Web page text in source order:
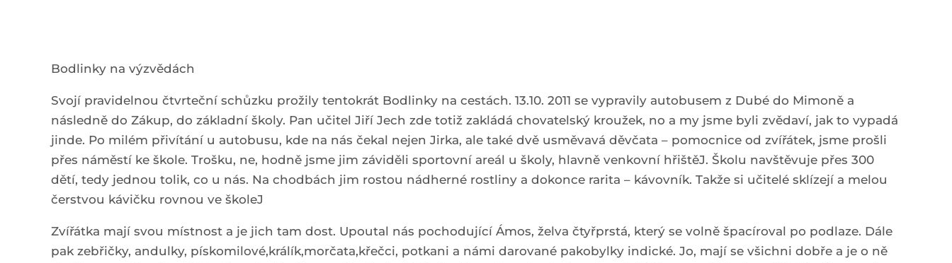
Bodlinky na výzvědách
Svojí pravidelnou čtvrteční schůzku prožily tentokrát Bodlinky na cestách. 13.10. 2011 se vypravily autobusem z Dubé do Mimoně a
následně do Zákup, do základní školy. Pan učitel Jiří Jech zde totiž zakládá chovatelský kroužek, no a my jsme byli zvědaví, jak to vypadá
jinde. Po milém přivítání u autobusu, kde na nás čekal nejen Jirka, ale také dvě usměvavá děvčata – pomocnice od zvířátek, jsme prošli
přes náměstí ke škole. Trošku, ne, hodně jsme jim záviděli sportovní areál u školy, hlavně venkovní hřištěJ. Školu navštěvuje přes 300
dětí, tedy jednou tolik, co u nás. Na chodbách jim rostou nádherné rostliny a dokonce rarita – kávovník. Takže si učitelé sklízejí a melou
čerstvou kávičku rovnou ve školeJ
Zvířátka mají svou místnost a je jich tam dost. Upoutal nás pochodující Ámos, želva čtyřprstá, který se volně špacíroval po podlaze. Dále
pak zebřičky, andulky, pískomilové,králík,morčata,křečci, potkani a námi darované pakobylky indické. Jo, mají se všichni dobře a je o ně